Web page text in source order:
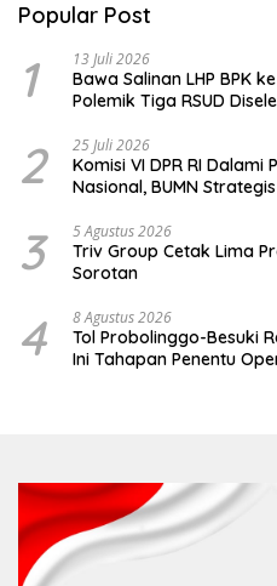
Popular Post
1 13 Juli 2026
Bawa Salinan LHP BPK
Polemik Tiga RSUD
2 25 Juli 2026
Komisi VI DPR RI
Nasional, BUMN
3 5 Agustus 2026
Triv Group Cetak Lima
Sorotan
4 8 Agustus 2026
Tol Probolinggo-Besuki
Ini Tahapan Penentu